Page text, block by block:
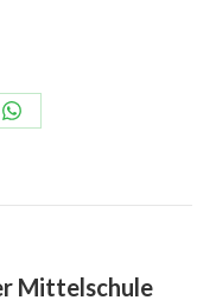
Share
Mittelschule